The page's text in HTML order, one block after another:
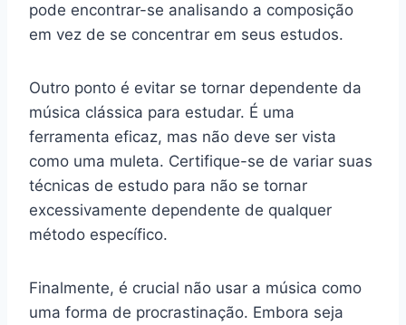
pode encontrar-se analisando a composição
em vez de se concentrar em seus estudos.
Outro ponto é evitar se tornar dependente da
música clássica para estudar. É uma
ferramenta eficaz, mas não deve ser vista
como uma muleta. Certifique-se de variar suas
técnicas de estudo para não se tornar
excessivamente dependente de qualquer
método específico.
Finalmente, é crucial não usar a música como
uma forma de procrastinação. Embora seja